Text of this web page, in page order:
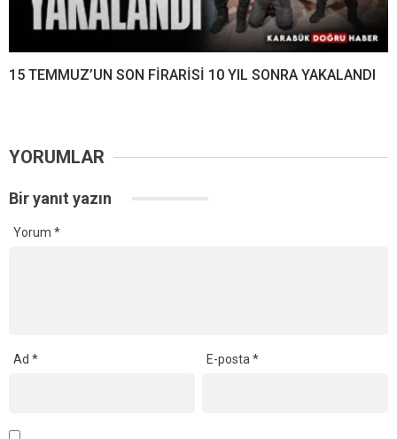
15 TEMMUZ’UN SON FİRARİSİ 10 YIL SONRA YAKALANDI
YORUMLAR
Bir yanıt yazın
Yorum *
Ad * E-posta*